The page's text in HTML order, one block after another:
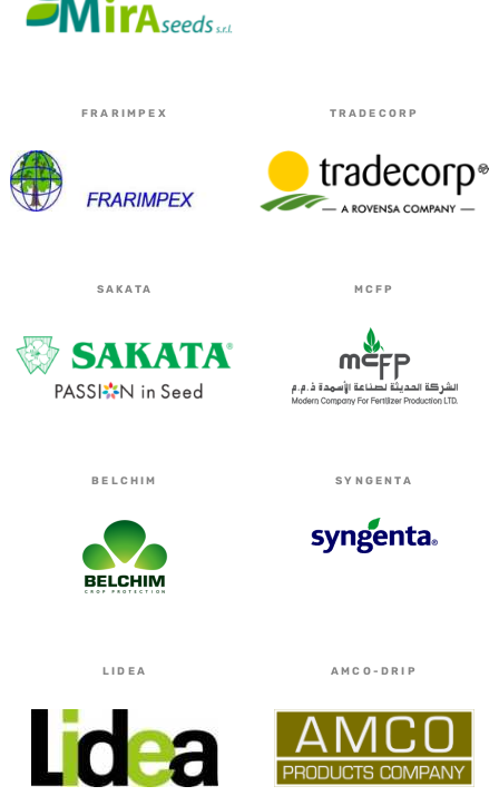
FRARIMPEX TRADECORP
SAKATA MCFP
BELCHIM SYNGENTA
LIDEA AMCO-DRIP